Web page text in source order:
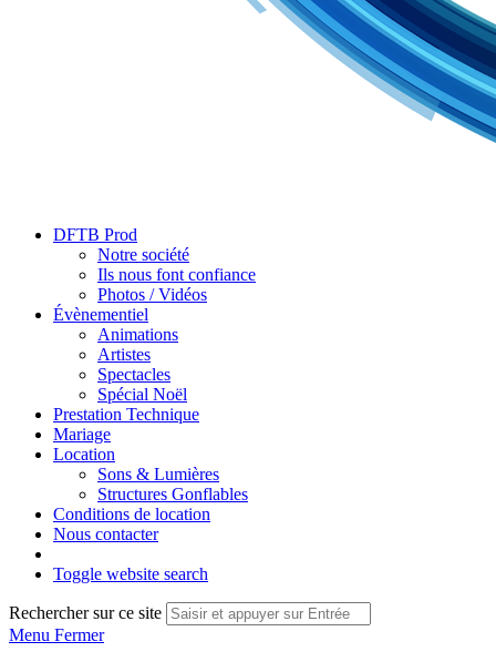
DFTB Prod
Notre société
Ils nous font confiance
Photos / Vidéos
Évènementiel
Animations
Artistes
Spectacles
Spécial Noël
Prestation Technique
Mariage
Location
Sons & Lumières
Structures Gonflables
Conditions de location
Nous contacter
Toggle website search
Rechercher sur ce site
Menu Fermer